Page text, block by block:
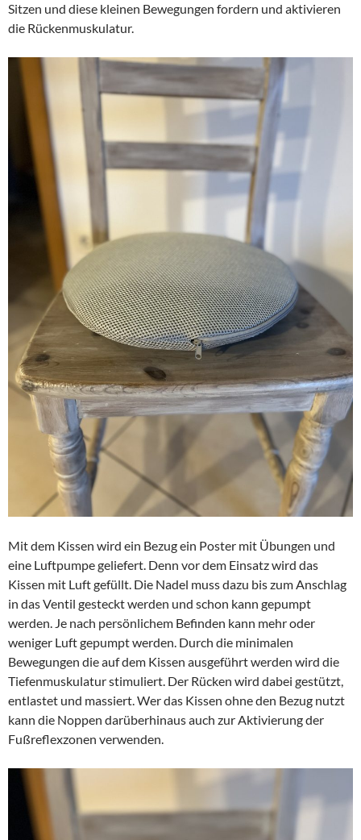
Sitzen und diese kleinen Bewegungen fordern und aktivieren
die Rückenmuskulatur.
Mit dem Kissen wird ein Bezug ein Poster mit Übungen und
eine Luftpumpe geliefert. Denn vor dem Einsatz wird das
Kissen mit Luft gefüllt. Die Nadel muss dazu bis zum Anschlag
in das Ventil gesteckt werden und schon kann gepumpt
werden. Je nach persönlichem Befinden kann mehr oder
weniger Luft gepumpt werden. Durch die minimalen
Bewegungen die auf dem Kissen ausgeführt werden wird die
Tiefenmuskulatur stimuliert. Der Rücken wird dabei gestützt,
entlastet und massiert. Wer das Kissen ohne den Bezug nutzt
kann die Noppen darüberhinaus auch zur Aktivierung der
Fußreflexzonen verwenden.